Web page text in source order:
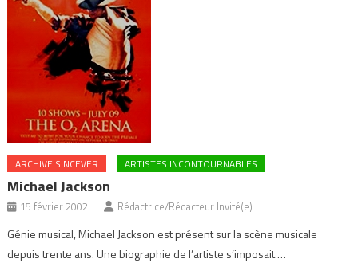
ARCHIVE SINCEVER ARTISTES INCONTOURNABLES
Michael Jackson
15 février 2002 Rédactrice/Rédacteur Invité(e)
Génie musical, Michael Jackson est présent sur la scène musicale
depuis trente ans. Une biographie de l’artiste s’imposait …